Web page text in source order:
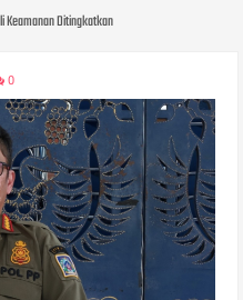
Keamanan Ditingkatkan
0